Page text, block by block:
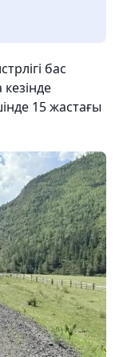
бас
15 жастағы